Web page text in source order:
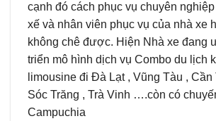
cạnh đó cách phục vụ chuyên
xế và nhân viên phục vụ của nhà xe
không chê được. Hiện Nhà xe đang
triển mô hình dịch vụ Combo du lịch
limousine đi Đà Lạt , Vũng Tàu ,
Sóc Trăng , Trà Vinh ….còn có
Campuchia